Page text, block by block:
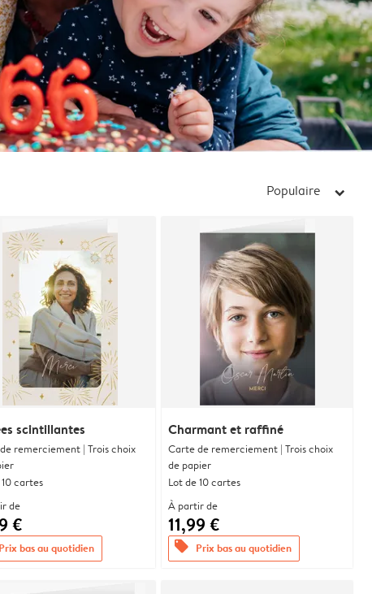
Populaire arrow_right
scintillantes
remerciement | Trois choix
cartes
de
€
Prix bas au quotidien
Charmant et raffiné
Carte de remerciement | Trois choix
de papier
Lot de 10 cartes
À partir de
11,99 €
offers Prix bas au quotidien